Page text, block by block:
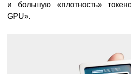
и большую «плотность»
GPU».